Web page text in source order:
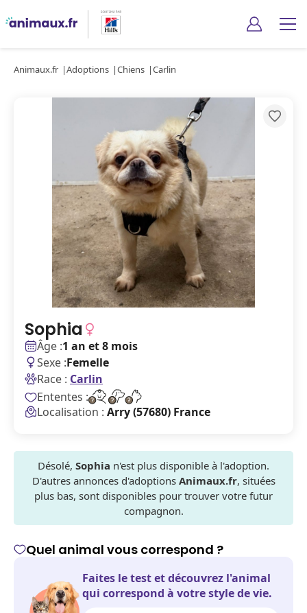
Animaux.fr Adoptions Chiens Carlin
Sophia
Âge :1 an et 8 mois
Sexe :Femelle
Race : Carlin
Ententes :
Localisation : Arry (57680) France
Désolé, Sophia n'est plus disponible à l'adoption.
D'autres annonces d'adoptions Animaux.fr, situées
plus bas, sont disponibles pour trouver votre futur
compagnon.
Quel animal vous correspond ?
Faites le test et découvrez l'animal
qui correspond à votre style de vie.